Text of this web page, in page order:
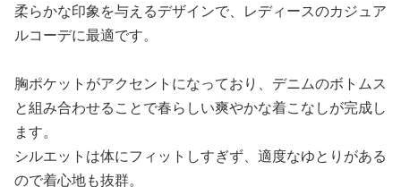
柔らかな印象を与えるデザインで、レディースのカジュア
ルコーデに最適です。
胸ポケットがアクセントになっており、デニムのボトムス
と組み合わせることで春らしい爽やかな着こなしが完成し
ます。
シルエットは体にフィットしすぎず、適度なゆとりがある
ので着心地も抜群。